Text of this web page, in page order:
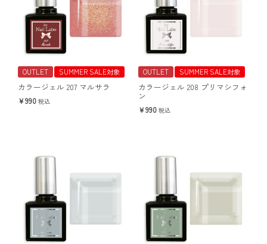
OUTLET SUMMER SALE対象
カラージェル 207 マルサラ
990 税込
OUTLET SUMMER SALE対象
カラージェル 208 プリマシフォ
ン
990 税込